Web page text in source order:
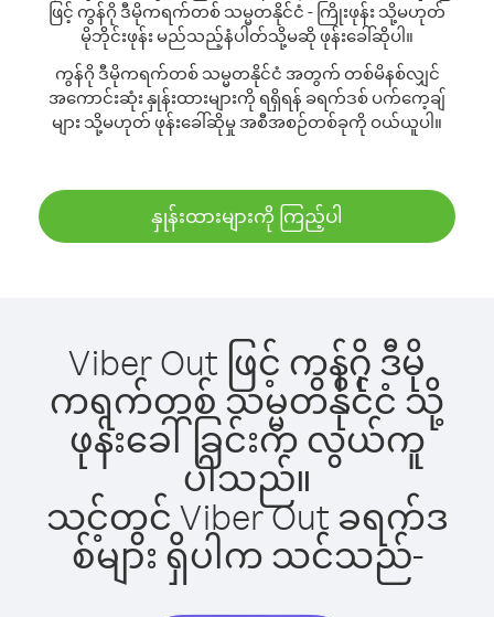
ဖြင့် ကွန်ဂို ဒီမိုကရက်တစ် သမ္မတနိုင်ငံ - ကြိုးဖုန်း သို့မဟုတ်
မိုဘိုင်းဖုန်း မည်သည့်နံပါတ်သို့မဆို ဖုန်းခေါ်ဆိုပါ။
ကွန်ဂို ဒီမိုကရက်တစ် သမ္မတနိုင်ငံ အတွက် တစ်မိနစ်လျှင်
အကောင်းဆုံး နှုန်းထားများကို ရရှိရန် ခရက်ဒစ် ပက်ကေ့ချ်
များ သို့မဟုတ် ဖုန်းခေါ်ဆိုမှု အစီအစဉ်တစ်ခုကို ဝယ်ယူပါ။
နှုန်းထားများကို ကြည့်ပါ
Viber Out ဖြင့် ကွန်ဂို ဒီမို
ကရက်တစ် သမ္မတနိုင်ငံ သို့
ဖုန်းခေါ်ခြင်းက လွယ်ကူ
ပါသည်။
သင့်တွင် Viber Out ခရက်ဒ
စ်များ ရှိပါက သင်သည်-